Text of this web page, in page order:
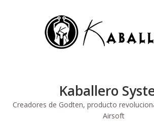
Kaballero
Creadores de Godten, producto
Airsoft